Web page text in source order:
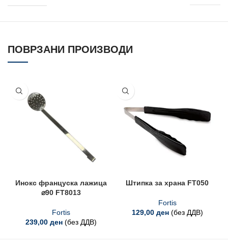
ПОВРЗАНИ ПРОИЗВОДИ
Инокс француска лажица
⌀90 FT8013
Fortis
239,00 ден (без ДДВ)
Штипка за храна FT050
Fortis
129,00 ден (без ДДВ)